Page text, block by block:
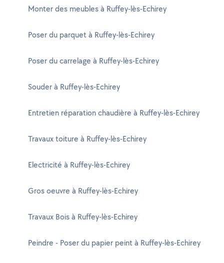
Monter des meubles à Ruffey-lès-Echirey
Poser du parquet à Ruffey-lès-Echirey
Poser du carrelage à Ruffey-lès-Echirey
Souder à Ruffey-lès-Echirey
Entretien réparation chaudière à Ruffey-lès-Echirey
Travaux toiture à Ruffey-lès-Echirey
Electricité à Ruffey-lès-Echirey
Gros oeuvre à Ruffey-lès-Echirey
Travaux Bois à Ruffey-lès-Echirey
Peindre - Poser du papier peint à Ruffey-lès-Echirey